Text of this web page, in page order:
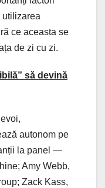
utilizarea
ce aceasta se
de zi cu zi.
să devină
autonom pe
la panel —
Amy Webb,
Zack Kass,